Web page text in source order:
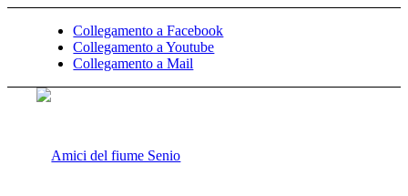
Collegamento a Facebook
Collegamento a Youtube
Collegamento a Mail